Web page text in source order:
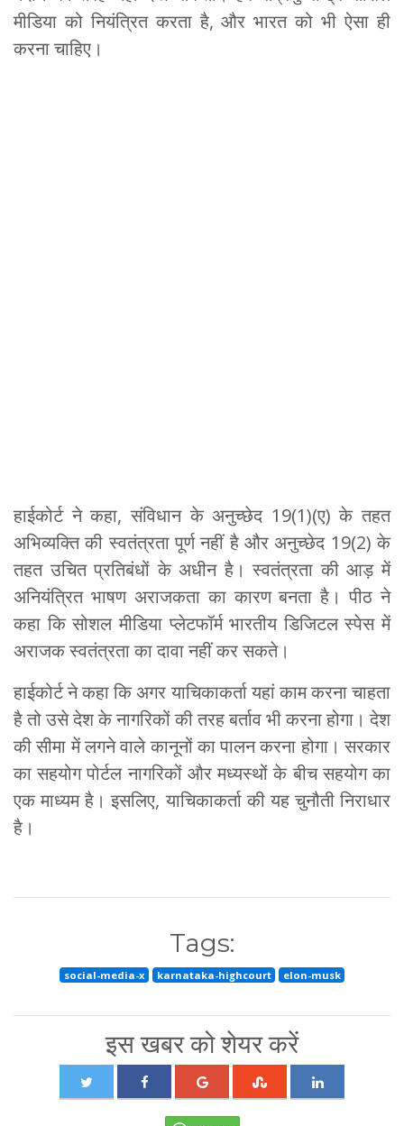
मीडिया को नियंत्रित करता है, और भारत को भी ऐसा ही
करना चाहिए।
हाईकोर्ट ने कहा, संविधान के अनुच्छेद 19(1)(ए) के तहत
अभिव्यक्ति की स्वतंत्रता पूर्ण नहीं है और अनुच्छेद 19(2) के
तहत उचित प्रतिबंधों के अधीन है। स्वतंत्रता की आड़ में
अनियंत्रित भाषण अराजकता का कारण बनता है। पीठ ने
कहा कि सोशल मीडिया प्लेटफॉर्म भारतीय डिजिटल स्पेस में
अराजक स्वतंत्रता का दावा नहीं कर सकते।
हाईकोर्ट ने कहा कि अगर याचिकाकर्ता यहां काम करना चाहता
है तो उसे देश के नागरिकों की तरह बर्ताव भी करना होगा। देश
की सीमा में लगने वाले कानूनों का पालन करना होगा। सरकार
का सहयोग पोर्टल नागरिकों और मध्यस्थों के बीच सहयोग का
एक माध्यम है। इसलिए, याचिकाकर्ता की यह चुनौती निराधार
है।
Tags:
social-media-x karnataka-highcourt elon-musk
इस खबर को शेयर करें